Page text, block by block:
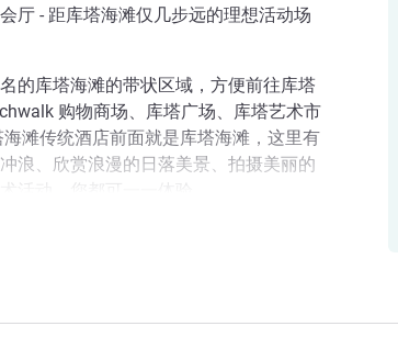
厅 - 距库塔海滩仅几步远的理想活动场
的库塔海滩的带状区域，方便前往库塔
购物商场、库塔广场、库塔艺术市
滩传统酒店前面就是库塔海滩，这里有
浪、欣赏浪漫的日落美景、拍摄美丽的
活动，您都可一一体验。